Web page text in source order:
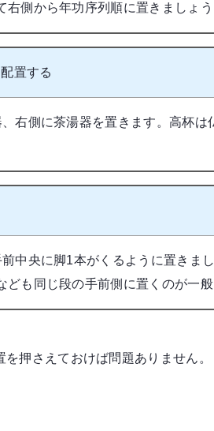
側から年功序列順に置きましょう
置する
右側に茶湯器を置きます。高杯は
中央に脚1本がくるように置きま
も同じ段の手前側に置くのが一般
押さえておけば問題ありません。